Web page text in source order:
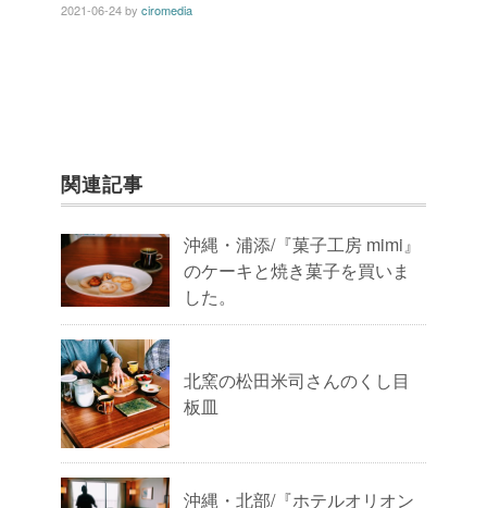
2021-06-24by ciromedia
関連記事
沖縄・浦添/『菓子工房 mimi』
のケーキと焼き菓子を買いま
した。
北窯の松田米司さんのくし目
板皿
沖縄・北部/『ホテルオリオン